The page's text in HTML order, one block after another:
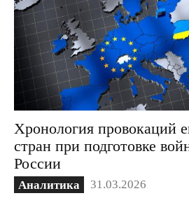
Хронология провокаций
стран при подготовке
России
Аналитика 31.03.2026